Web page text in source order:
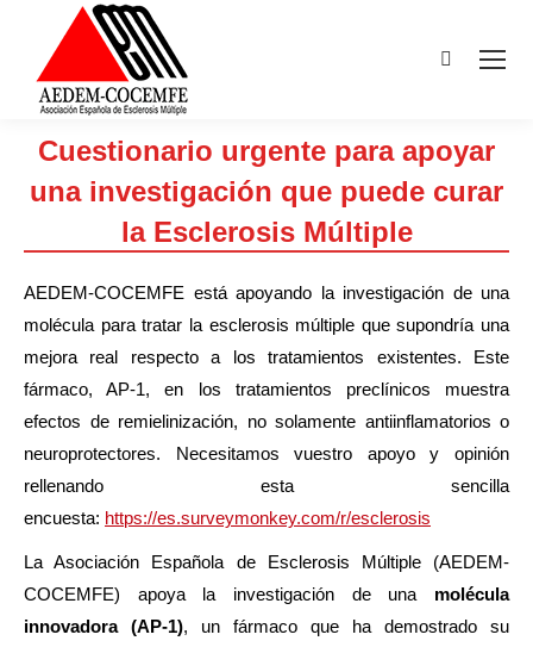
Buscar:
Cuestionario urgente para apoyar
una investigación que puede curar
la Esclerosis Múltiple
AEDEM-COCEMFE está apoyando la investigación de una
molécula para tratar la esclerosis múltiple que supondría una
mejora real respecto a los tratamientos existentes. Este
fármaco, AP-1, en los tratamientos preclínicos muestra
efectos de remielinización, no solamente antiinflamatorios o
neuroprotectores. Necesitamos vuestro apoyo y opinión
rellenando esta sencilla
encuesta: https://es.surveymonkey.com/r/esclerosis
La Asociación Española de Esclerosis Múltiple (AEDEM-
COCEMFE) apoya la investigación de una molécula
innovadora (AP-1), un fármaco que ha demostrado su